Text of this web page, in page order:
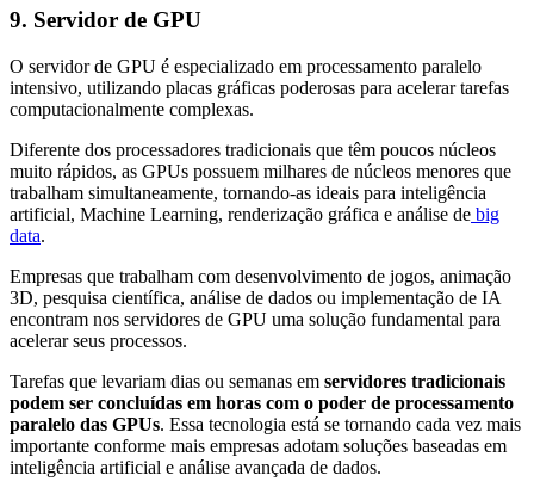
9. Servidor de GPU
O servidor de GPU é especializado em processamento paralelo
intensivo, utilizando placas gráficas poderosas para acelerar tarefas
computacionalmente complexas.
Diferente dos processadores tradicionais que têm poucos núcleos
muito rápidos, as GPUs possuem milhares de núcleos menores que
trabalham simultaneamente, tornando-as ideais para inteligência
artificial, Machine Learning, renderização gráfica e análise de big
data.
Empresas que trabalham com desenvolvimento de jogos, animação
3D, pesquisa científica, análise de dados ou implementação de IA
encontram nos servidores de GPU uma solução fundamental para
acelerar seus processos.
Tarefas que levariam dias ou semanas em servidores tradicionais
podem ser concluídas em horas com o poder de processamento
paralelo das GPUs. Essa tecnologia está se tornando cada vez mais
importante conforme mais empresas adotam soluções baseadas em
inteligência artificial e análise avançada de dados.